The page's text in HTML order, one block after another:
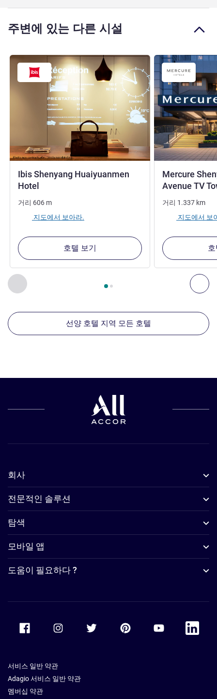
주변에 있는 다른 시설
이전 - 주변에 있는 다른 시설 다
2/ 페이지 , 주변에 있는 다른 시설 1 :, 주변에 있는 다른 시
Ibis Shenyang Huaiyuanmen
Hotel
거리 606 m
지도에서 보아라.
호텔 보기
Mercure
Avenue TV
거리 1.337 km
지도에서 보
선양 호텔 지역 모든 호텔
회사
전문적인 솔루션
탐색
모바일 앱
도움이 필요하다 ?
Accor Youtube
Accor
서비스 일반 약관
Adagio 서비스 일반 약관
멤버십 약관